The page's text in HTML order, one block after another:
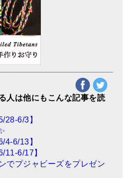
人は他にもこんな記事を読
28-6/3】
4-6/13】
11-6/17】
でプジャビーズをプレゼン